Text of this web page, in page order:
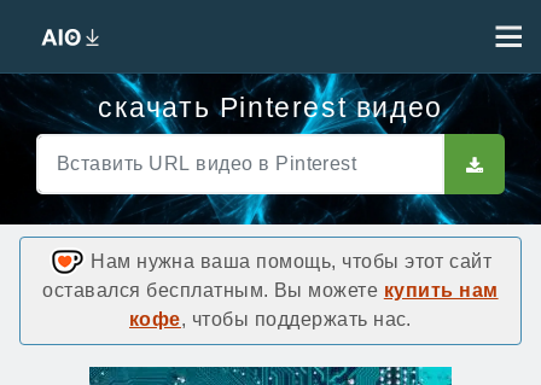
скачать Pinterest видео
Нам нужна ваша помощь, чтобы этот сайт
оставался бесплатным. Вы можете купить нам
кофе, чтобы поддержать нас.